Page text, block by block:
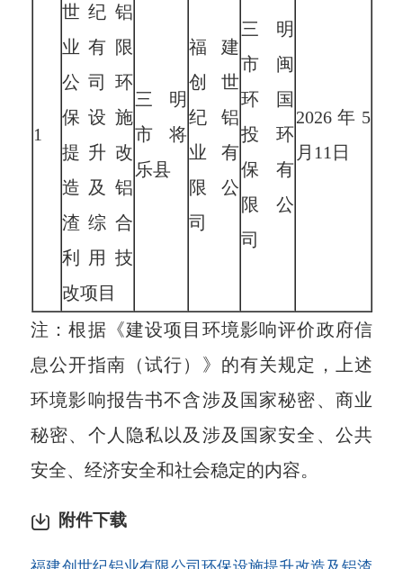
1
世纪铝
业有限
公司环
保设施
提升改
造及铝
渣综合
利用技
改项目
三明
市将
乐县
福建
创世
纪铝
业有
限公
司
三明
市闽
环国
投环
保有
限公
司
2026年5
月11日
注：根据《建设项目环境影响评价政府信
息公开指南（试行）》的有关规定，上述
环境影响报告书不含涉及国家秘密、商业
秘密、个人隐私以及涉及国家安全、公共
安全、经济安全和社会稳定的内容。
附件下载